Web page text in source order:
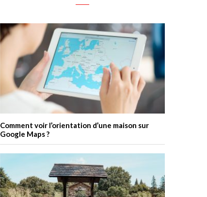
Comment voir l’orientation d’une maison sur
Google Maps ?